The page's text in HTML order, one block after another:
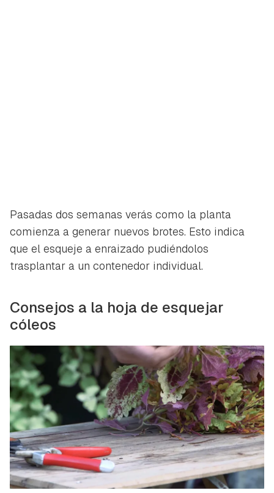
Pasadas dos semanas verás como la planta
comienza a generar nuevos brotes. Esto indica
que el esqueje a enraizado pudiéndolos
trasplantar a un contenedor individual.
Consejos a la hoja de esquejar
cóleos